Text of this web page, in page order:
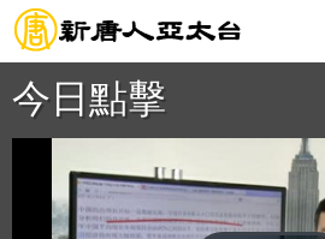
今日點擊